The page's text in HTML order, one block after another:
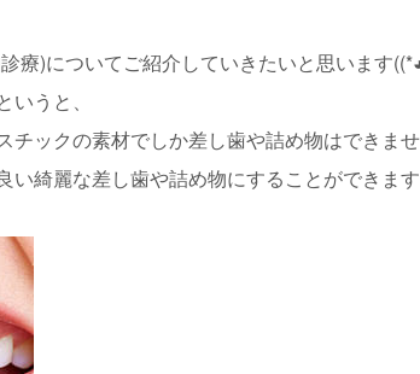
療)についてご紹介していきたいと思います
うと、
ックの素材でしか差し歯や詰め物はできませ
綺麗な差し歯や詰め物にすることができます